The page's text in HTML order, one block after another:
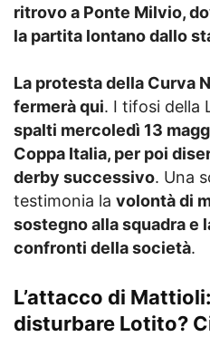
ritrovo a Ponte Milvio,
la partita lontano dallo
La protesta della Curva
fermerà qui. I tifosi della
spalti mercoledì 13
Coppa Italia, per poi
derby successivo. Una
testimonia la volontà di
sostegno alla squadra e
confronti della società.
L’attacco di
disturbare Lotito?